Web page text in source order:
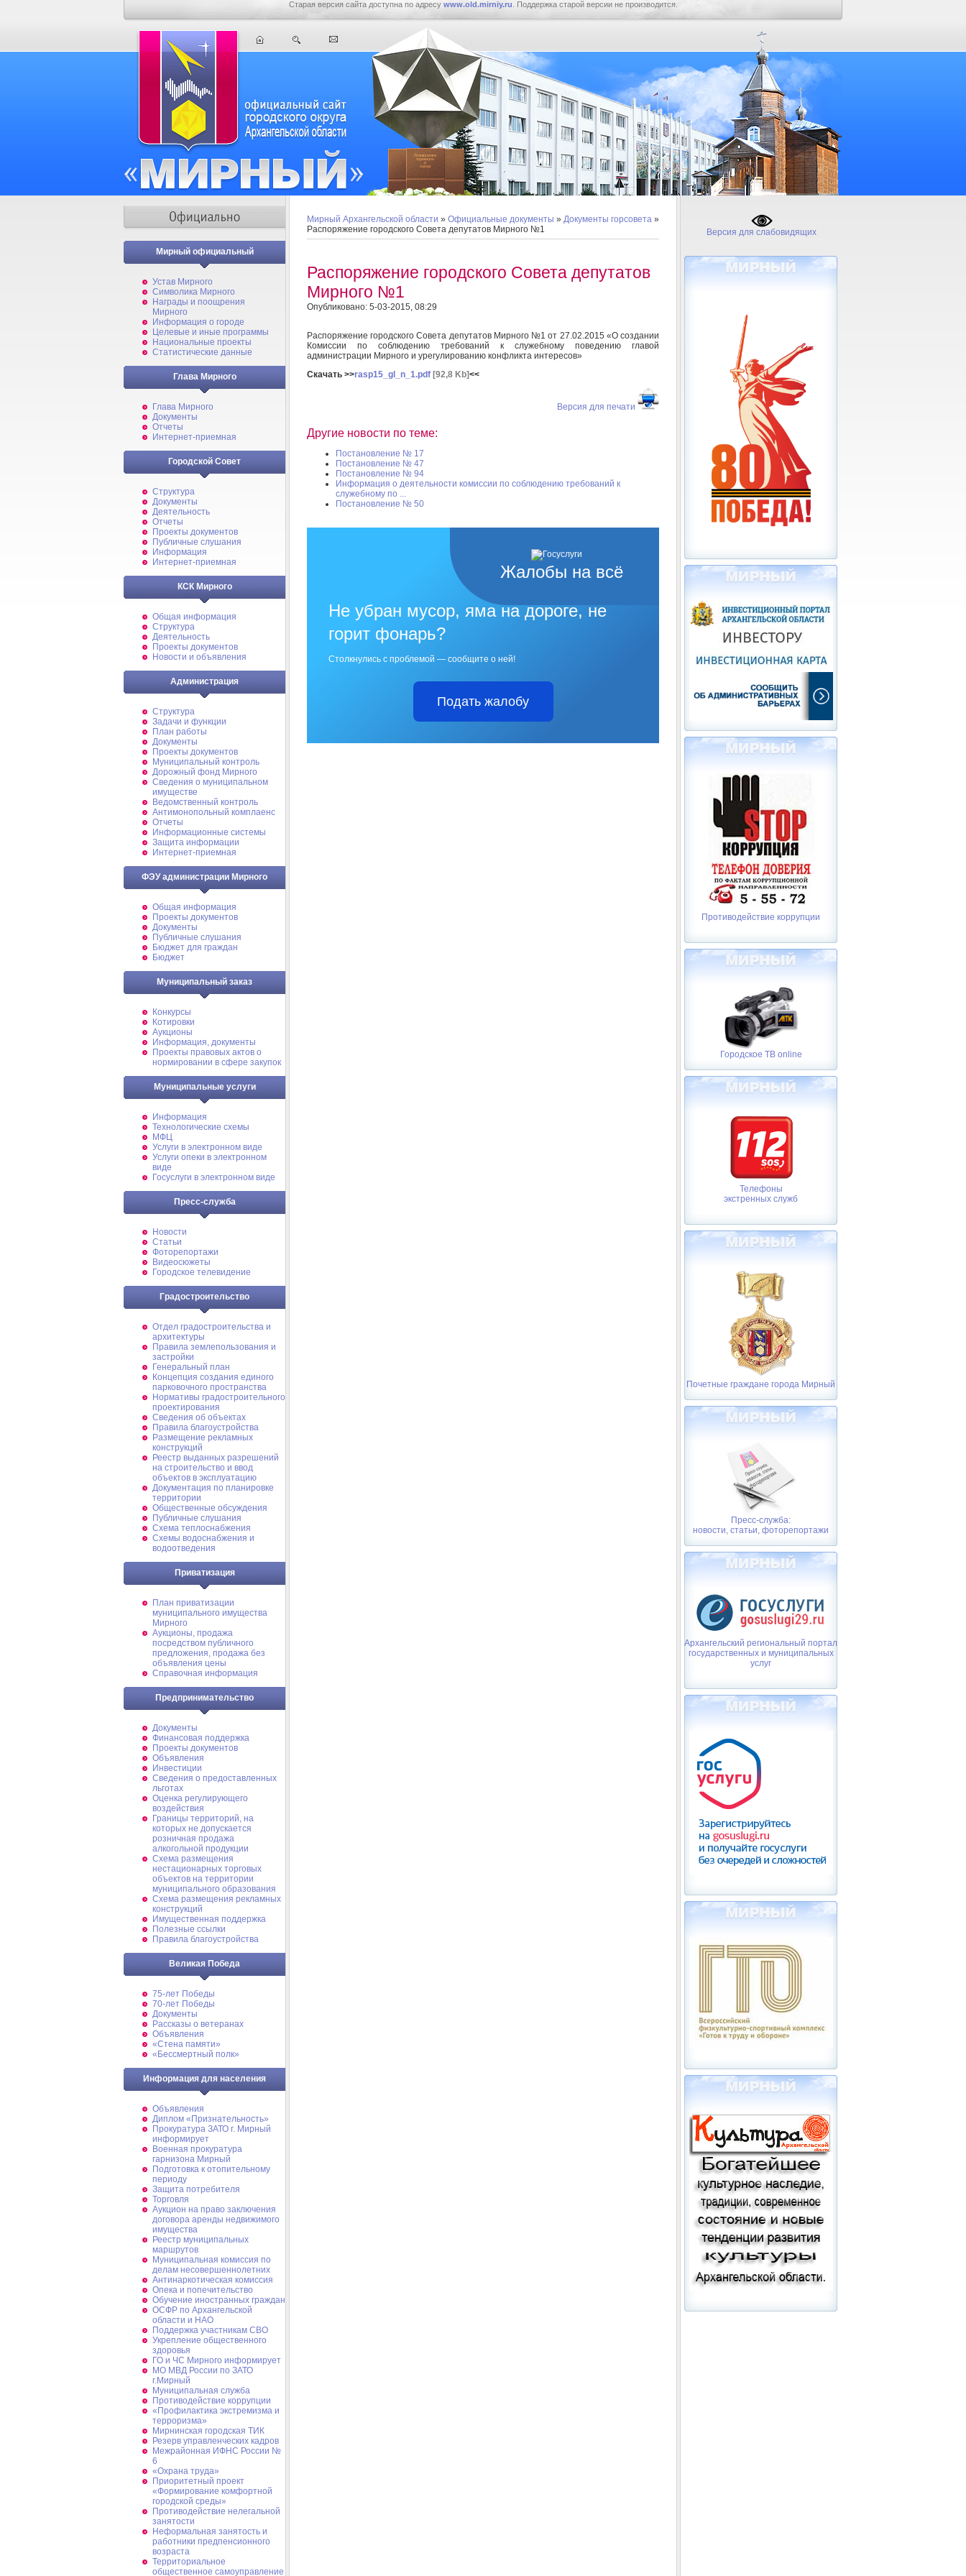
Старая версия сайта доступна по адресу www.old.mirniy.ru . Поддержка старой версии не производится.
Мирный официальный
Устав Мирного
Символика Мирного
Награды и поощрения
Мирного
Информация о городе
Целевые и иные программы
Национальные проекты
Статистические данные
Глава Мирного
Глава Мирного
Документы
Отчеты
Интернет-приемная
Городской Совет
Структура
Документы
Деятельность
Отчеты
Проекты документов
Публичные слушания
Информация
Интернет-приемная
КСК Мирного
Общая информация
Структура
Деятельность
Проекты документов
Новости и объявления
Администрация
Структура
Задачи и функции
План работы
Документы
Проекты документов
Муниципальный контроль
Дорожный фонд Мирного
Cведения о муниципальном
имуществе
Ведомственный контроль
Антимонопольный комплаенс
Отчеты
Информационные системы
Защита информации
Интернет-приемная
ФЭУ администрации Мирного
Общая информация
Проекты документов
Документы
Публичные слушания
Бюджет для граждан
Бюджет
Муниципальный заказ
Конкурсы
Котировки
Аукционы
Информация, документы
Проекты правовых актов о
нормировании в сфере закупок
Муниципальные услуги
Информация
Технологические схемы
МФЦ
Услуги в электронном виде
Услуги опеки в электронном
виде
Госуслуги в электронном виде
Пресс-служба
Новости
Статьи
Фоторепортажи
Видеосюжеты
Городское телевидение
Градостроительство
Отдел градостроительства и
архитектуры
Правила землепользования и
застройки
Генеральный план
Концепция создания единого
парковочного пространства
Нормативы градостроительного
проектирования
Сведения об объектах
Правила благоустройства
Размещение рекламных
конструкций
Реестр выданных разрешений
на строительство и ввод
объектов в эксплуатацию
Документация по планировке
территории
Общественные обсуждения
Публичные слушания
Схема теплоснабжения
Схемы водоснабжения и
водоотведения
Приватизация
План приватизации
муниципального имущества
Мирного
Аукционы, продажа
посредством публичного
предложения, продажа без
объявления цены
Справочная информация
Предпринимательство
Документы
Финансовая поддержка
Проекты документов
Объявления
Инвестиции
Сведения о предоставленных
льготах
Оценка регулирующего
воздействия
Границы территорий, на
которых не допускается
розничная продажа
алкогольной продукции
Схема размещения
нестационарных торговых
объектов на территории
муниципального образования
Схема размещения рекламных
конструкций
Имущественная поддержка
Полезные ссылки
Правила благоустройства
Великая Победа
75-лет Победы
70-лет Победы
Документы
Рассказы о ветеранах
Объявления
«Стена памяти»
«Бессмертный полк»
Информация для населения
Объявления
Диплом «Признательность»
Прокуратура ЗАТО г. Мирный
информирует
Военная прокуратура
гарнизона Мирный
Подготовка к отопительному
периоду
Защита потребителя
Торговля
Аукцион на право заключения
договора аренды недвижимого
имущества
Реестр муниципальных
маршрутов
Муниципальная комиссия по
делам несовершеннолетних
Антинаркотическая комиссия
Опека и попечительство
Обучение иностранных граждан
ОСФР по Архангельской
области и НАО
Поддержка участникам СВО
Укрепление общественного
здоровья
ГО и ЧС Мирного информирует
МО МВД России по ЗАТО
г.Мирный
Муниципальная cлужба
Противодействие коррупции
«Профилактика экстремизма и
терроризма»
Мирнинская городская ТИК
Резерв управленческих кадров
Межрайонная ИФНС России №
6
«Охрана труда»
Приоритетный проект
«Формирование комфортной
городской среды»
Противодействие нелегальной
занятости
Неформальная занятость и
работники предпенсионного
возраста
Территориальное
общественное самоуправление
Мирный Архангельской области » Официальные документы » Документы горсовета »
Распоряжение городского Совета депутатов Мирного №1
Распоряжение городского Совета депутатов
Мирного №1
Опубликовано: 5-03-2015, 08:29
Распоряжение городского Совета депутатов Мирного №1 от 27.02.2015 «О создании
Комиссии по соблюдению требований к служебному поведению главой
администрации Мирного и урегулированию конфликта интересов»
Скачать >>rasp15_gl_n_1.pdf [92,8 Kb]<<
Версия для печати
Другие новости по теме:
Постановление № 17
Постановление № 47
Постановление № 94
Информация о деятельности комиссии по соблюдению требований к
служебному по ...
Постановление № 50
Жалобы на всё
Не убран мусор, яма на дороге, не
горит фонарь?
Столкнулись с проблемой — сообщите о ней!
Подать жалобу
Версия для слабовидящих
Противодействие коррупции
Городское ТВ online
Телефоны
экстренных служб
Почетные граждане города Мирный
Пресс-служба:
новости, статьи, фоторепортажи
Архангельский региональный портал
государственных и муниципальных
услуг